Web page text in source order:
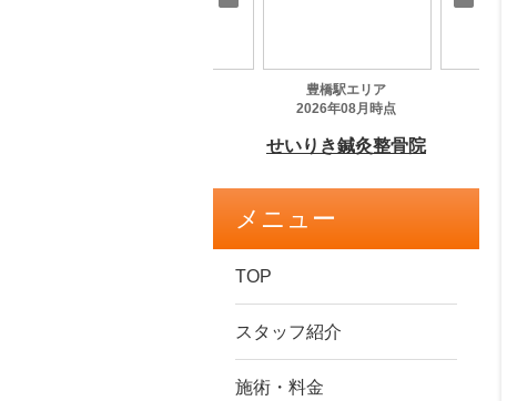
メニュー
TOP
スタッフ紹介
施術・料金